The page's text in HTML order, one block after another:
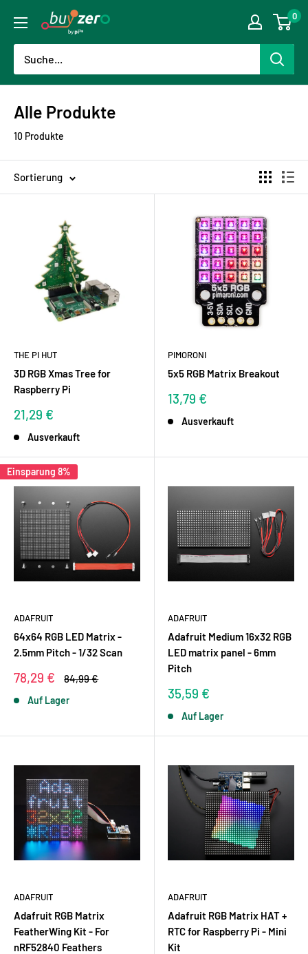
zum
Inhalt
buyzero.de 0
Alle Produkte
10 Produkte
Sortierung
THE PI HUT
3D RGB Xmas Tree for
Raspberry Pi
Sonderpreis
21,29 €
Ausverkauft
PIMORONI
5x5 RGB Matrix Breakout
Sonderpreis
13,79 €
Ausverkauft
Einsparung 8%
ADAFRUIT
64x64 RGB LED Matrix -
2.5mm Pitch - 1/32 Scan
Sonderpreis
78,29 € Normalpreis
84,99 €
Auf Lager
ADAFRUIT
Adafruit Medium 16x32 RGB
LED matrix panel - 6mm
Pitch
Sonderpreis
35,59 €
Auf Lager
ADAFRUIT
Adafruit RGB Matrix
FeatherWing Kit - For
nRF52840 Feathers
ADAFRUIT
Adafruit RGB Matrix HAT +
RTC for Raspberry Pi - Mini
Kit